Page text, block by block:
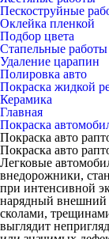
Пескоструйные
Оклейка пленкой
Подбор цвета
Стапельные работы
Удаление царапин
Полировка авто
Покраска жидкой
Керамика
Главная
Покраска
Покраска авто
Покраска авто
Легковые
внедорожники,
при интенсивной
нарядный внешний
сколами,
выглядит